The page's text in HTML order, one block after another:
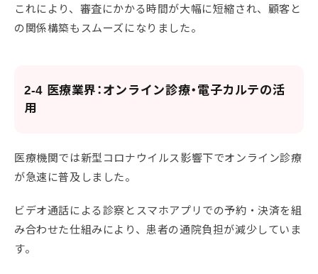
これにより、審査にかかる時間が大幅に短縮され、顧客と
の関係構築もスムーズになりました。
2-4 医療業界：オンライン診療・電子カルテの活
用
医療機関では新型コロナウイルス影響下でオンライン診療
が急速に普及しました。
ビデオ通話による診察とスマホアプリでの予約・決済を組
み合わせた仕組みにより、患者の通院負担が減少していま
す。